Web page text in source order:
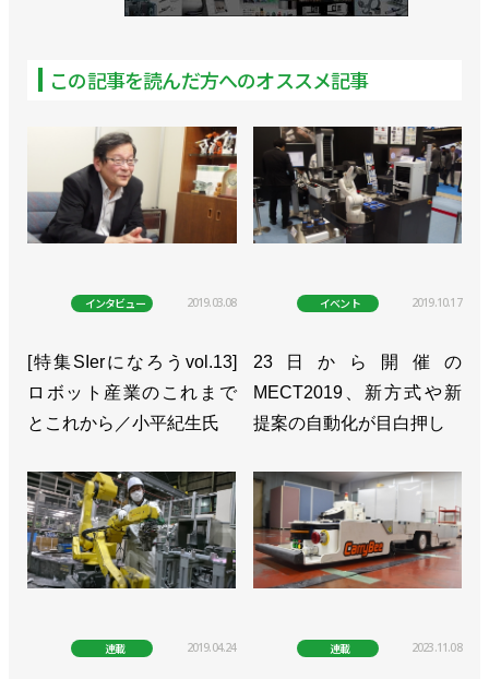
この記事を読んだ方へのオススメ記事
インタビュー 2019.03.08
[特集SIerになろうvol.13]
ロボット産業のこれまで
とこれから／小平紀生氏
イベント 2019.10.17
23日から開催の
MECT2019、新方式や新
提案の自動化が目白押し
連載 2019.04.24 連載 2023.11.08